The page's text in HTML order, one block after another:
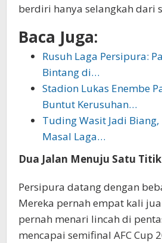
berdiri hanya selangkah dari
Baca Juga:
Rusuh Laga Persipura:
Bintang di…
Stadion Lukas Enembe
Buntut Kerusuhan…
Tuding Wasit Jadi
Masal Laga…
Dua Jalan Menuju Satu Titik
Persipura datang dengan
Mereka pernah empat kali
pernah menari lincah di
mencapai semifinal AFC Cup